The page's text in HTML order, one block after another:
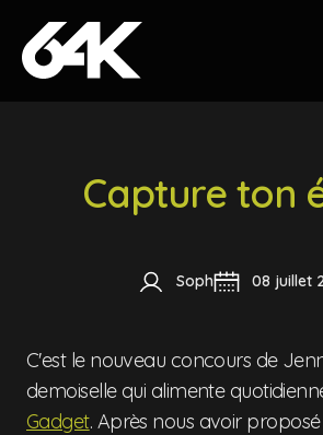
Skip to content
Capture ton
Soph 08 juillet
C'est le nouveau concours de
demoiselle qui alimente
Gadget. Après nous avoir